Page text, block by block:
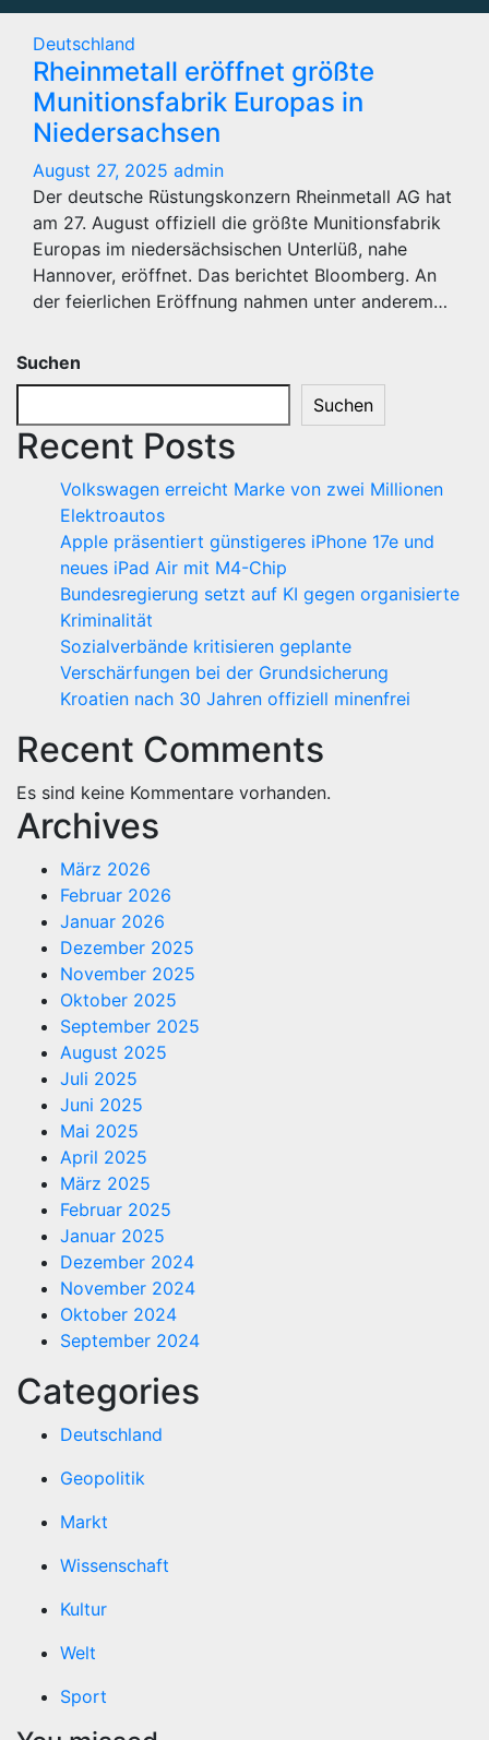
Deutschland
Rheinmetall eröffnet größte
Munitionsfabrik Europas in
Niedersachsen
August 27, 2025 admin
Der deutsche Rüstungskonzern Rheinmetall AG hat
am 27. August offiziell die größte Munitionsfabrik
Europas im niedersächsischen Unterlüß, nahe
Hannover, eröffnet. Das berichtet Bloomberg. An
der feierlichen Eröffnung nahmen unter anderem…
Suchen
Suchen
Recent Posts
Volkswagen erreicht Marke von zwei Millionen
Elektroautos
Apple präsentiert günstigeres iPhone 17e und
neues iPad Air mit M4-Chip
Bundesregierung setzt auf KI gegen organisierte
Kriminalität
Sozialverbände kritisieren geplante
Verschärfungen bei der Grundsicherung
Kroatien nach 30 Jahren offiziell minenfrei
Recent Comments
Es sind keine Kommentare vorhanden.
Archives
März 2026
Februar 2026
Januar 2026
Dezember 2025
November 2025
Oktober 2025
September 2025
August 2025
Juli 2025
Juni 2025
Mai 2025
April 2025
März 2025
Februar 2025
Januar 2025
Dezember 2024
November 2024
Oktober 2024
September 2024
Categories
Deutschland
Geopolitik
Markt
Wissenschaft
Kultur
Welt
Sport